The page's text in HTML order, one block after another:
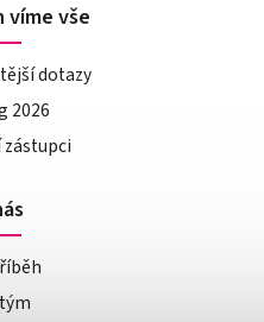
víme vše
dotazy
2026